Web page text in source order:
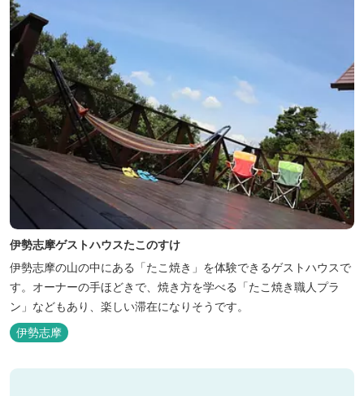
伊勢志摩ゲストハウスたこのすけ
伊勢志摩の山の中にある「たこ焼き」を体験できるゲストハウスで
す。オーナーの手ほどきで、焼き方を学べる「たこ焼き職人プラ
ン」などもあり、楽しい滞在になりそうです。
伊勢志摩